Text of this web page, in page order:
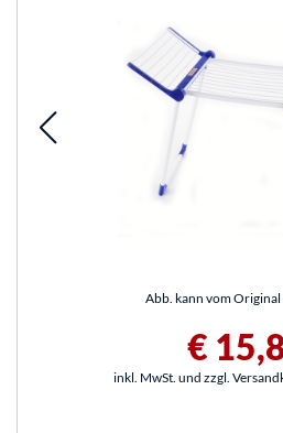
Abb. kann vom
€
inkl. MwSt. und zzgl.